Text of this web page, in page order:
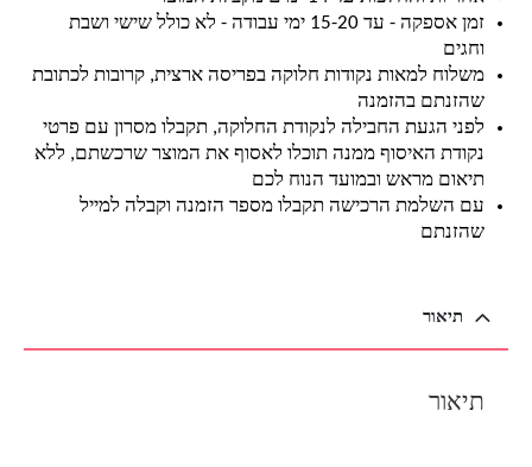
זמן אספקה - עד 15-20 ימי עבודה - לא כולל שישי ושבת
וחגים
משלוח למאות נקודות חלוקה בפריסה ארצית, קרובות לכתובת
שהזנתם בהזמנה
לפני הגעת החבילה לנקודת החלוקה, תקבלו מסרון עם פרטי
נקודת האיסוף ממנה תוכלו לאסוף את המוצר שרכשתם, ללא
תיאום מראש ובמועד הנוח לכם
עם השלמת הרכישה תקבלו מספר הזמנה וקבלה למייל
שהזנתם
תיאור
תיאור